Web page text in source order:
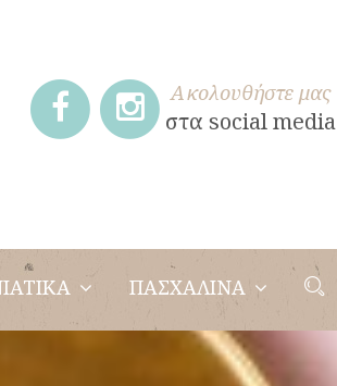
Ακολουθήστε μας
στα social media
ΠΑΣΧΑΛΙΝΑ